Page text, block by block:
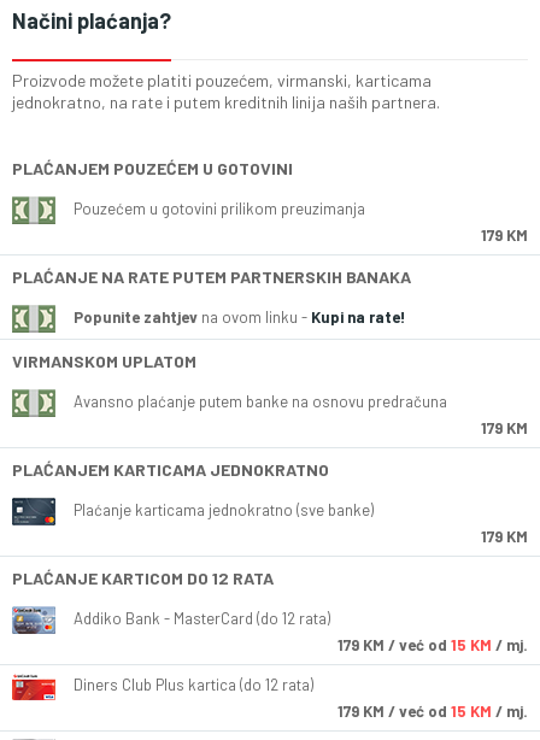
Načini plaćanja?
Proizvode možete platiti pouzećem, virmanski, karticama
jednokratno, na rate i putem kreditnih linija naših partnera.
PLAĆANJEM POUZEĆEM U GOTOVINI
Pouzećem u gotovini prilikom preuzimanja
179 KM
PLAĆANJE NA RATE PUTEM PARTNERSKIH BANAKA
Popunite zahtjev na ovom linku - Kupi na rate!
VIRMANSKOM UPLATOM
Avansno plaćanje putem banke na osnovu predračuna
179 KM
PLAĆANJEM KARTICAMA JEDNOKRATNO
Plaćanje karticama jednokratno (sve banke)
179 KM
PLAĆANJE KARTICOM DO 12 RATA
Addiko Bank - MasterCard (do 12 rata)
179 KM / već od 15 KM / mj.
Diners Club Plus kartica (do 12 rata)
179 KM / već od 15 KM / mj.